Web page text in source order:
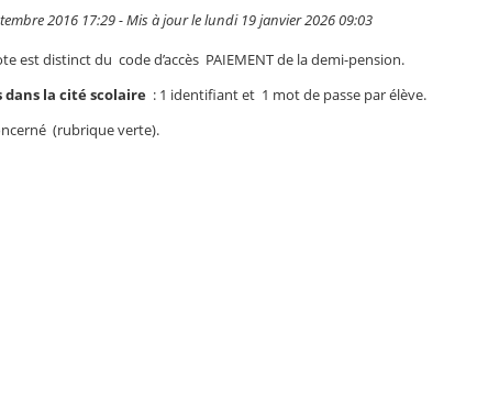
2016 17:29 - Mis à jour le lundi 19 janvier 2026 09:03
est distinct du code d’accès PAIEMENT de la demi-pension.
la cité scolaire : 1 identifiant et 1 mot de passe par élève.
(rubrique verte).